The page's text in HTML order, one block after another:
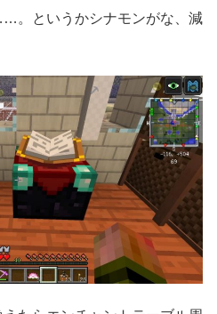
。というかシナモンがな、減